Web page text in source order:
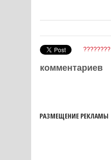
????????
комментариев
РАЗМЕЩЕНИЕ РЕКЛАМЫ